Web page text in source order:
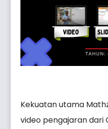
Kekuatan utama
video pengajaran dari